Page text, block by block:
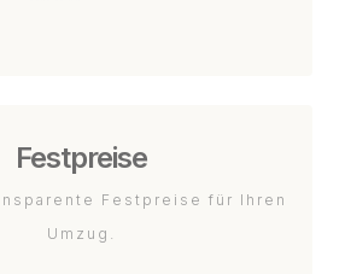
Festpreise
Festpreise für Ihren
Umzug.